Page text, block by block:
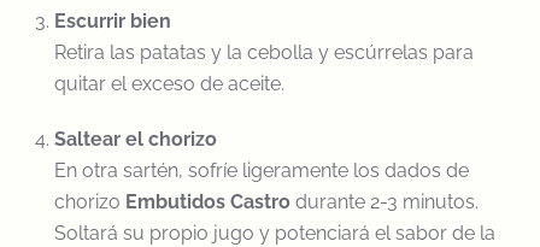
Escurrir bien
Retira las patatas y la cebolla y escúrrelas para
quitar el exceso de aceite.
Saltear el chorizo
En otra sartén, sofríe ligeramente los dados de
chorizo Embutidos Castro durante 2-3 minutos.
Soltará su propio jugo y potenciará el sabor de la